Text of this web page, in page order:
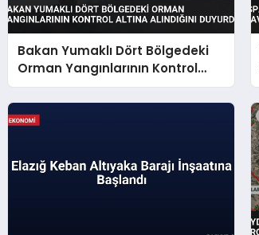
Bakan Yumaklı Dört Bölgedeki
Orman Yangınlarının Kontrol
Altına Alındığını Duyurdu